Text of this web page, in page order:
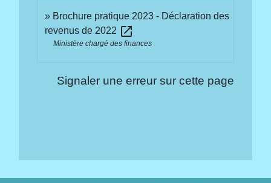
Brochure pratique 2023 - Déclaration des
revenus de 2022 open_in_new
Ministère chargé des finances
Signaler une erreur sur cette page